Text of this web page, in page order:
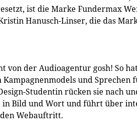
ist die Marke Fundermax
Hanusch-Linser, die das
von der Audioagentur gosh! So
und Sprechen
Studentin rücken sie nach
in Bild und Wort und führt über
Webauftritt.